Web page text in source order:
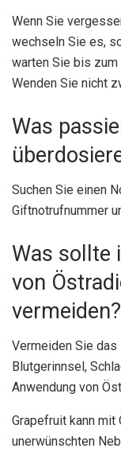
Wenn Sie
wechseln Sie es,
warten Sie bis
Wenden Sie nicht
Was
Suchen Sie einen
Giftnotrufnummer
Was sollte
von
vermeiden?
Vermeiden Sie das
Blutgerinnsel,
Anwendung von
Grapefruit kann
unerwünschten